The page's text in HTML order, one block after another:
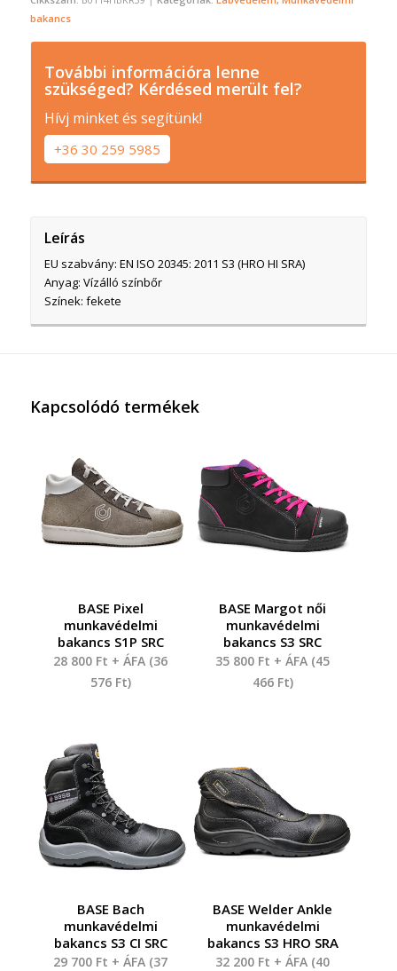
bakancs
További információra lenne
szükséged? Kérdésed merült fel?
Hívj minket és segítünk!
+36 30 259 5985
Leírás
EU szabvány: EN ISO 20345: 2011 S3 (HRO HI SRA)
Anyag: Vízálló színbőr
Színek: fekete
Kapcsolódó termékek
BASE Pixel
munkavédelmi
bakancs S1P SRC
28 800 Ft + ÁFA (36
576 Ft)
BASE Margot női
munkavédelmi
bakancs S3 SRC
35 800 Ft + ÁFA (45
466 Ft)
BASE Bach
munkavédelmi
bakancs S3 CI SRC
29 700 Ft + ÁFA (37
BASE Welder Ankle
munkavédelmi
bakancs S3 HRO SRA
32 200 Ft + ÁFA (40